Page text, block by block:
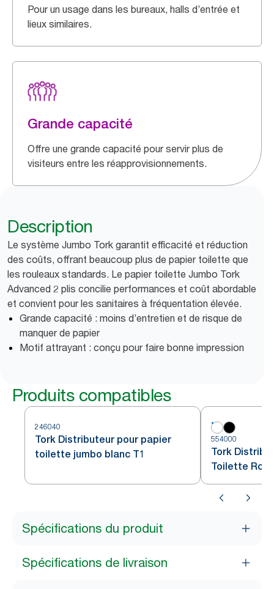
Pour un usage dans les bureaux, halls d’entrée et
lieux similaires.
Grande capacité
Offre une grande capacité pour servir plus de
visiteurs entre les réapprovisionnements.
Description
Le système Jumbo Tork garantit efficacité et réduction
des coûts, offrant beaucoup plus de papier toilette que
les rouleaux standards. Le papier toilette Jumbo Tork
Advanced 2 plis concilie performances et coût abordable
et convient pour les sanitaires à fréquentation élevée.
Grande capacité : moins d’entretien et de risque de
manquer de papier
Motif attrayant : conçu pour faire bonne impression
Produits compatibles
246040
Tork Distributeur pour papier
toilette jumbo blanc T1
554000
Tork
Toilette
Spécifications du produit
Spécifications de livraison